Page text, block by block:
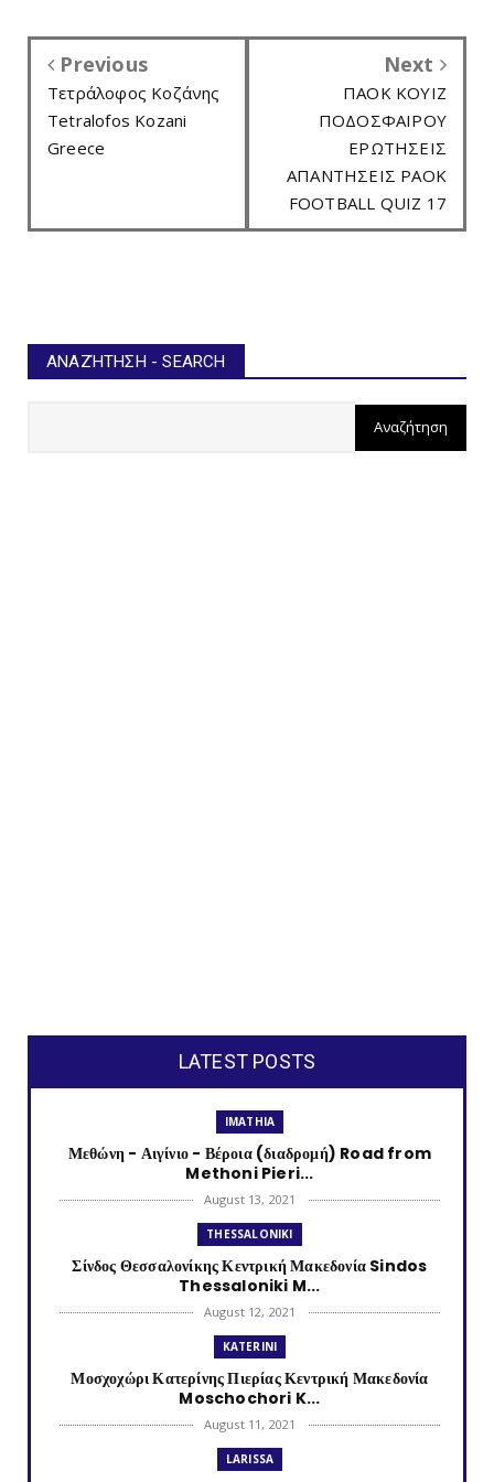
Previous
Τετράλοφος Κοζάνης
Tetralofos Kozani
Greece
Next
ΠΑΟΚ ΚΟΥΙΖ
ΠΟΔΟΣΦΑΙΡΟΥ
ΕΡΩΤΗΣΕΙΣ
ΑΠΑΝΤΗΣΕΙΣ PAOK
FOOTBALL QUIZ 17
ΑΝΑΖΉΤΗΣΗ - SEARCH
LATEST POSTS
IMATHIA
Μεθώνη - Αιγίνιο - Βέροια (διαδρομή) Road from
Methoni Pieri...
August 13, 2021
THESSALONIKI
Σίνδος Θεσσαλονίκης Κεντρική Μακεδονία Sindos
Thessaloniki M...
August 12, 2021
KATERINI
Μοσχοχώρι Κατερίνης Πιερίας Κεντρική Μακεδονία
Moschochori K...
August 11, 2021
LARISSA